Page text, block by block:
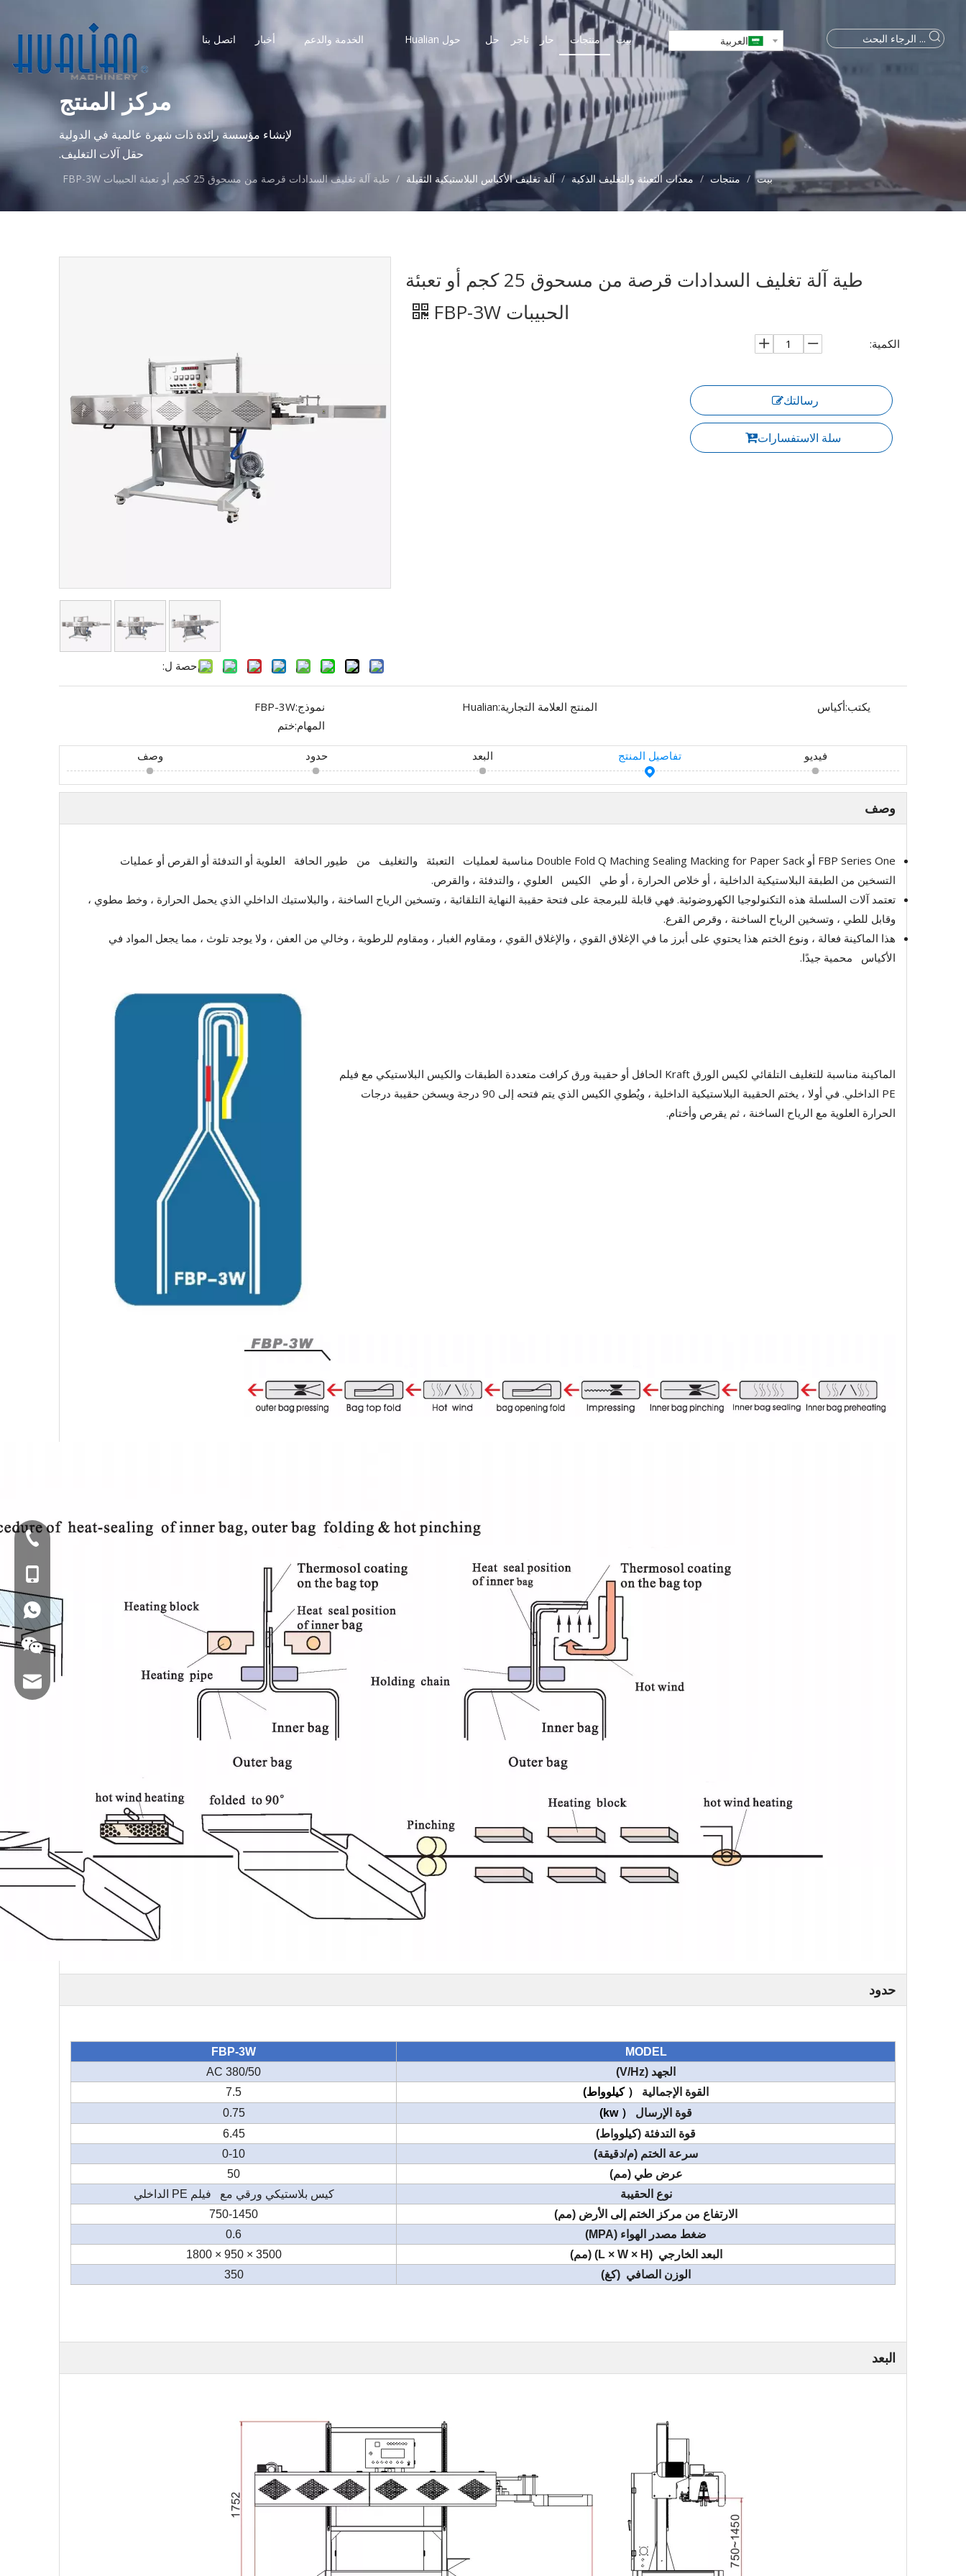
بيت منتجات حار تاجر حل حول Hualian الخدمة والدعم أخبار اتصل بنا العربية
مركز المنتج
لإنشاء مؤسسة رائدة ذات شهرة عالمية في الدولية
حقل آلات التغليف.
بيت / منتجات / معدات التعبئة والتغليف الذكية / آلة تغليف الأكياس البلاستيكية الثقيلة / طية آلة تغليف السدادات قرصة من مسحوق 25 كجم أو تعبئة الحبيبات FBP-3W
حصة ل:
طية آلة تغليف السدادات قرصة من مسحوق 25 كجم أو تعبئة
الحبيبات FBP-3W
الكمية:
رسالتك
سلة الاستفسارات
نموذج:FBP-3W المنتج العلامة التجارية:Hualian يكتب:أكياس
المهام:ختم
وصف حدود البعد تفاصيل المنتج فيديو
وصف
FBP Series One أو Double Fold Q Maching Sealing Macking for Paper Sack مناسبة لعمليات التعبئة والتغليف من طيور الحافة العلوية أو التدفئة أو القرص أو عمليات
التسخين من الطبقة البلاستيكية الداخلية ، أو خلاص الحرارة ، أو طي الكيس العلوي ، والتدفئة ، والقرص.
تعتمد آلات السلسلة هذه التكنولوجيا الكهروضوئية. فهي قابلة للبرمجة على فتحة حقيبة النهاية التلقائية ، وتسخين الرياح الساخنة ، والبلاستيك الداخلي الذي يحمل الحرارة ، وخط مطوي ،
وقابل للطي ، وتسخين الرياح الساخنة ، وقرص القرع.
هذا الماكينة فعالة ، ونوع الختم هذا يحتوي على أبرز ما في الإغلاق القوي ، والإغلاق القوي ، ومقاوم الغبار ، ومقاوم للرطوبة ، وخالي من العفن ، ولا يوجد تلوث ، مما يجعل المواد في
الأكياس محمية جيدًا.
الماكينة مناسبة للتغليف التلقائي لكيس الورق Kraft الحافل أو حقيبة ورق كرافت متعددة الطبقات والكيس البلاستيكي مع فيلم
PE الداخلي. في أولا ، يختم الحقيبة البلاستيكية الداخلية ، ويُطوي الكيس الذي يتم فتحه إلى 90 درجة ويسخن حقيبة درجات
الحرارة العلوية مع الرياح الساخنة ، ثم يقرص وأختام.
حدود
MODEL
FBP-3W
الجهد (V/Hz)
AC 380/50
القوة الإجمالية
（كيلوواط)
7.5
قوة الإرسال
（
kw)
0.75
قوة التدفئة (كيلوواط)
6.45
سرعة الختم (م/دقيقة)
0-10
عرض طي (مم)
50
نوع الحقيبة
كيس بلاستيكي ورقي مع فيلم PE الداخلي
الارتفاع من مركز الختم إلى الأرض (مم)
750-1450
ضغط مصدر الهواء (MPA)
0.6
البعد الخارجي (L × W × H) (مم)
3500 × 950 × 1800
الوزن الصافي (كغ)
350
البعد
Tel:+86-577-88627766
WA: 0086 18858715170
البريد الإلكتروني: hl@hualian.biz